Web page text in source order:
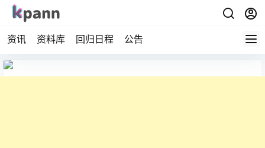
资讯 资料库 回归日程 公告